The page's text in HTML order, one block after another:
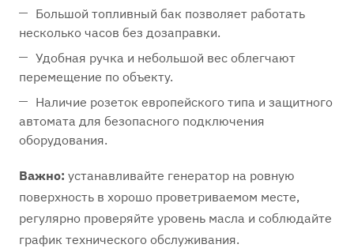
Большой топливный бак позволяет работать
несколько часов без дозаправки.
Удобная ручка и небольшой вес облегчают
перемещение по объекту.
Наличие розеток европейского типа и защитного
автомата для безопасного подключения
оборудования.
Важно: устанавливайте генератор на ровную
поверхность в хорошо проветриваемом месте,
регулярно проверяйте уровень масла и соблюдайте
график технического обслуживания.